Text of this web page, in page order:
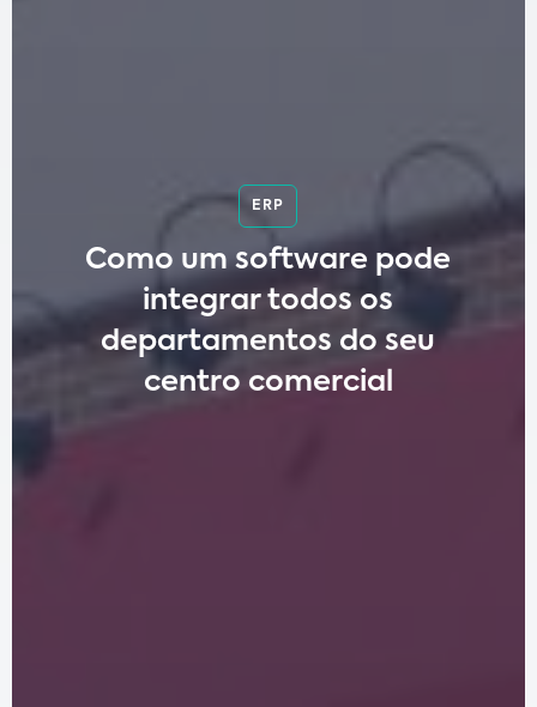
ERP
Como um software pode
integrar todos os
departamentos do seu
centro comercial